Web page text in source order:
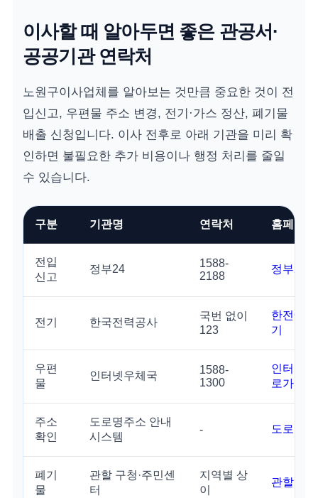
이사할 때 알아두면 좋은 관공서·
공공기관 연락처
노원구이사업체를 알아보는 것만큼 중요한 것이 전
입신고, 우편물 주소 변경, 전기·가스 정산, 폐기물
배출 신청입니다. 이사 전후로 아래 기관을 미리 확
인하면 불필요한 추가 비용이나 행정 처리를 줄일
수 있습니다.
구분 기관명 연락처 홈페이지
전입
신고
정부24
1588-
2188
정부24
전기 한국전력공사
국번 없이
123
한전ON
기
우편
물
인터넷우체국
1588-
1300
인터넷
로가기
주소
확인
도로명주소 안내
시스템
- 도로명
폐기
물
관할 구청·주민센
터
지역별 상
이
관할 기